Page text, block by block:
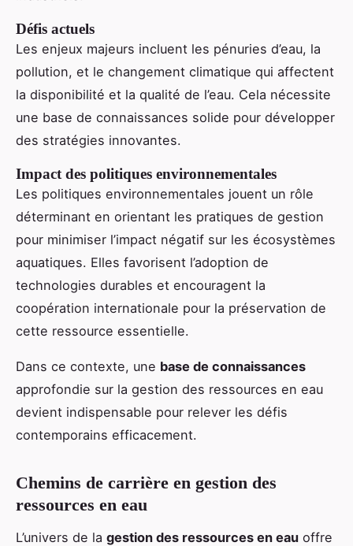
Défis actuels
Les enjeux majeurs incluent les pénuries d’eau, la
pollution, et le changement climatique qui affectent
la disponibilité et la qualité de l’eau. Cela nécessite
une base de connaissances solide pour développer
des stratégies innovantes.
Impact des politiques environnementales
Les politiques environnementales jouent un rôle
déterminant en orientant les pratiques de gestion
pour minimiser l’impact négatif sur les écosystèmes
aquatiques. Elles favorisent l’adoption de
technologies durables et encouragent la
coopération internationale pour la préservation de
cette ressource essentielle.
Dans ce contexte, une base de connaissances
approfondie sur la gestion des ressources en eau
devient indispensable pour relever les défis
contemporains efficacement.
Chemins de carrière en gestion des
ressources en eau
L’univers de la gestion des ressources en eau offre